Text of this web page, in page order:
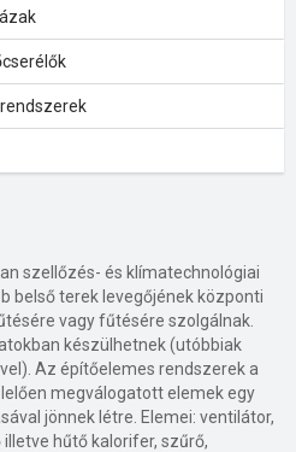
szellőzés- és klímatechnológiai
belső terek levegőjének központi
vagy fűtésére szolgálnak.
készülhetnek (utóbbiak
Az építőelemes rendszerek a
megválogatott elemek egy
jönnek létre. Elemei: ventilátor,
hűtő kalorifer, szűrő,